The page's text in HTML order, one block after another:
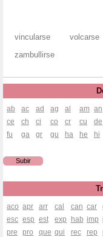
vincularse volcarse
zambullirse
ab ac ad ag al am an
ce
ch ci co cr cu de
fu
ga gr gu ha he hi
Subir
aco apr arr cal can car
esc esp est exp hab imp
pre
pro que qui rec rep